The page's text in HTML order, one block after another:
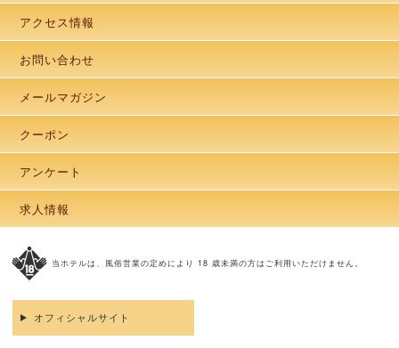
アクセス情報
お問い合わせ
メールマガジン
クーポン
アンケート
求人情報
当ホテルは、風俗営業の定めにより 18 歳未満の方はご利用いただけません。
オフィシャルサイト